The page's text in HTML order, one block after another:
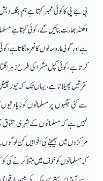
بی جے پی کا کوئی ممبر کہتا ہے ہمبنگلہ
اکھنڈ بھارت بنائیں گے، کوئی کہتا ہے
ہے اور گولی مارو سالوں کا نعرہ لگاتا ہے
کرتا ہے ، کوئی کپل مشرا کی طرح زہر
نفرتیں پھیلاتا ہے، یہاں تک کہ نیوز
سے کئی جگہوں پر مسلمانوں کو زیادتیوں
نہیں ہے کہ مسلمانوں کےشہری حقوق
مرکزوں میں بھیجنے کی افواہیں کن
کہ مسلمانوں کو خوف میں مبتلا کرنے